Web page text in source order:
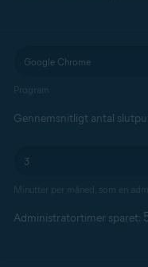
Program
Gennemsnitligt antal
Minutter per måned, som en
Administratortimer sparet: